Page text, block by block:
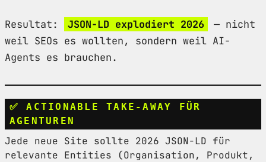
Resultat: JSON-LD explodiert 2026
— nicht
weil SEOs es wollten, sondern weil AI-
Agents es brauchen.
✅ ACTIONABLE TAKE-AWAY FÜR
AGENTUREN
Jede neue Site sollte 2026 JSON-LD für
relevante Entities (Organisation, Produkt,